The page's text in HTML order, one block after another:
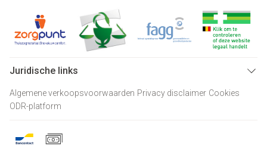
Juridische links
Algemene verkoopsvoorwaarden Privacy disclaimer Cookies
ODR-platform